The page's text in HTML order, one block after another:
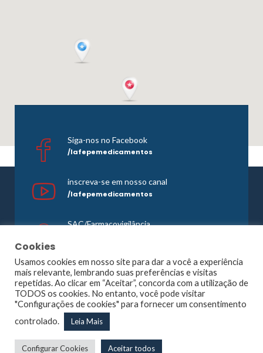
Siga-nos no Facebook
/lafepemedicamentos
inscreva-se em nosso canal
/lafepemedicamentos
SAC/Farmacovigilância
©1965 - 2026 Todos os direitos reservados. Lafepe |
WordpressOptimized byAgência Planner
Largo de Dois Irmãos, 1117, Dois Irmãos – Recife – PE |
CNPJ: 10.877.926/0001-13
Cookies
Usamos cookies em nosso site para dar a você a experiência
mais relevante, lembrando suas preferências e visitas
repetidas. Ao clicar em “Aceitar”, concorda com a utilização de
TODOS os cookies. No entanto, você pode visitar
"Configurações de cookies" para fornecer um consentimento
controlado.
Leia Mais
Configurar Cookies Aceitar todos